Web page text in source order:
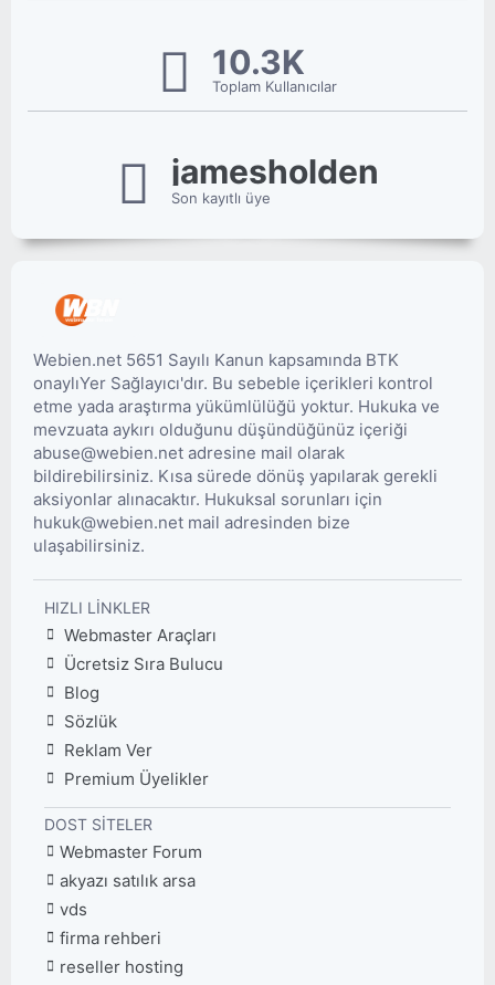
10.3K
Toplam Kullanıcılar
jamesholden
Son kayıtlı üye
Webien.net 5651 Sayılı Kanun kapsamında BTK
onaylıYer Sağlayıcı'dır. Bu sebeble içerikleri kontrol
etme yada araştırma yükümlülüğü yoktur. Hukuka ve
mevzuata aykırı olduğunu düşündüğünüz içeriği
abuse@webien.net adresine mail olarak
bildirebilirsiniz. Kısa sürede dönüş yapılarak gerekli
aksiyonlar alınacaktır. Hukuksal sorunları için
hukuk@webien.net mail adresinden bize
ulaşabilirsiniz.
HIZLI LINKLER
Webmaster Araçları
Ücretsiz Sıra Bulucu
Blog
Sözlük
Reklam Ver
Premium Üyelikler
DOST SITELER
Webmaster Forum
akyazı satılık arsa
vds
firma rehberi
reseller hosting